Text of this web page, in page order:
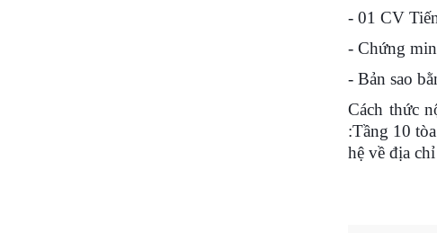
- 01 CV
- Chứng
- Bản sao
Cách thức
:Tầng 10
hệ về địa